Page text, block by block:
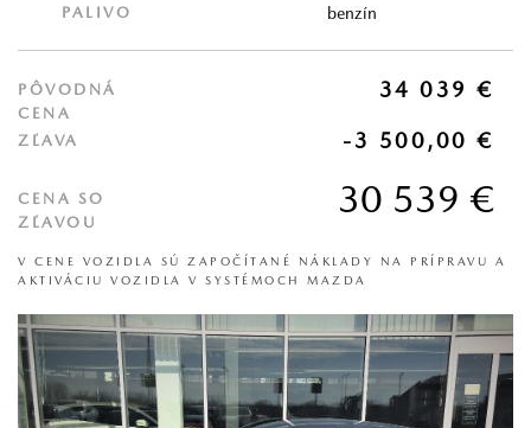
PALIVO benzín
PÔVODNÁ
CENA
34 039 €
ZĽAVA -3 500,00 €
CENA SO
ZĽAVOU
30 539 €
V CENE VOZIDLA SÚ ZAPOČÍTANÉ NÁKLADY NA PRÍPRAVU A
AKTIVÁCIU VOZIDLA V SYSTÉMOCH MAZDA